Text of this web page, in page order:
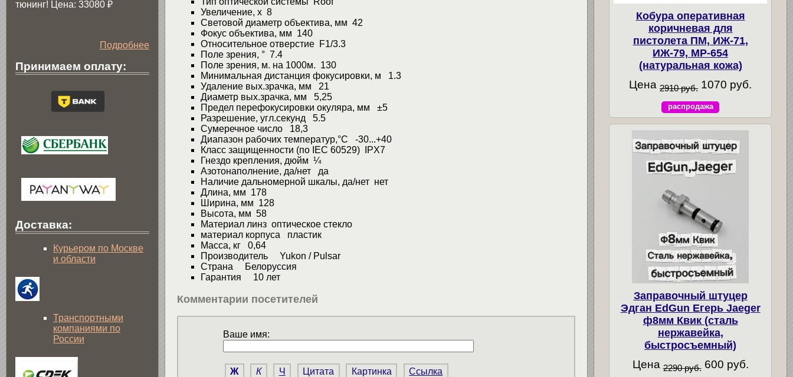
Увеличение, x 8
Световой диаметр объектива, мм 42
Фокус объектива, мм 140
Относительное отверстие F1/3.3
Поле зрения, ° 7.4
Поле зрения, м. на 1000м. 130
Минимальная дистанция фокусировки, м 1.3
Удаление вых.зрачка, мм 21
Диаметр вых.зрачка, мм 5,25
Предел перефокусировки окуляра, мм ±5
Разрешение, угл.секунд 5.5
Сумеречное число 18,3
Диапазон рабочих температур,°С -30...+40
Класс защищенности (по IEC 60529) IPX7
Гнездо крепления, дюйм ¼
Азотонаполнение, да/нет да
Наличие дальномерной шкалы, да/нет нет
Длина, мм 178
Ширина, мм 128
Высота, мм 58
Материал линз оптическое стекло
материал корпуса пластик
Масса, кг 0,64
Производитель Yukon / Pulsar
Страна Белоруссия
Гарантия 10 лет
Комментарии посетителей
Ваше имя:
Ж К Ч Цитата Картинка Ссылка
тюнинг! Цена: 33080 ₽
Подробнее
Принимаем оплату:
Доставка:
Курьером по Москве
и области
Транспортными
компаниями по
России
Кобура оперативная
коричневая для
пистолета ПМ, ИЖ-71,
ИЖ-79, МР-654
(натуральная кожа)
Цена 2910 руб. 1070 руб.
распродажа
Заправочный штуцер
Эдган EdGun Егерь Jaeger
ф8мм Квик (сталь
нержавейка,
быстросъемный)
Цена 2290 руб. 600 руб.